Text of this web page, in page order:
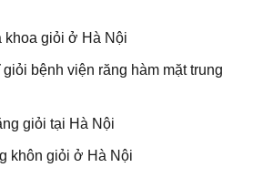
khoa giỏi ở Hà Nội
bệnh viện răng hàm mặt trung
giỏi tại Hà Nội
khôn giỏi ở Hà Nội